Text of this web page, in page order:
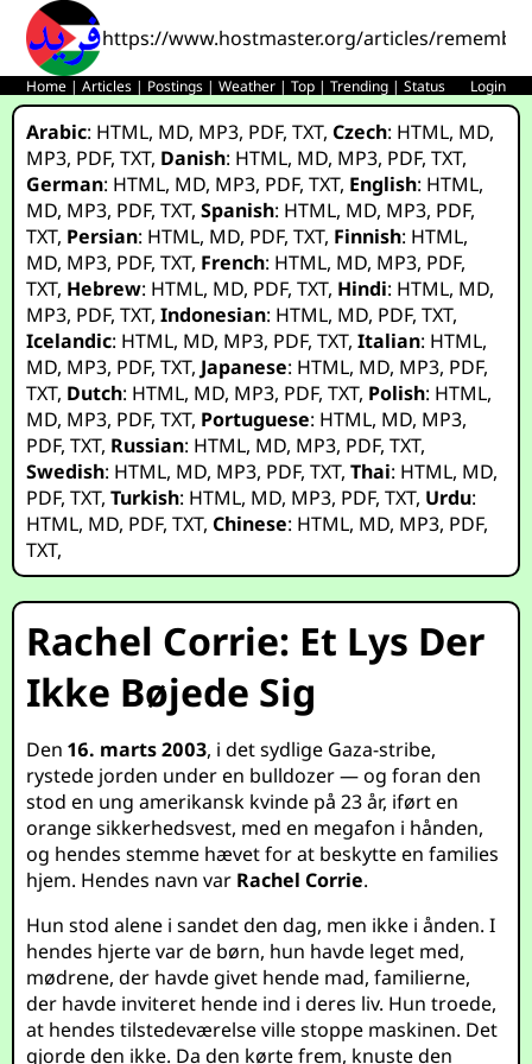
https://www.hostmaster.org/articles/
Home |Articles | Postings |Weather |Top |Trending |Status Login
Arabic: HTML, MD, MP3, PDF,TXT,Czech: HTML, MD,
MP3, PDF,TXT, Danish: HTML, MD, MP3, PDF,TXT,
German: HTML, MD, MP3, PDF,TXT, English: HTML,
MD, MP3, PDF,TXT,Spanish: HTML, MD, MP3, PDF,
TXT, Persian: HTML, MD, PDF,TXT, Finnish: HTML,
MD, MP3, PDF,TXT, French: HTML, MD, MP3, PDF,
TXT, Hebrew: HTML, MD, PDF,TXT, Hindi: HTML, MD,
MP3, PDF,TXT,Indonesian: HTML, MD, PDF,TXT,
Icelandic: HTML, MD, MP3, PDF,TXT,Italian: HTML,
MD, MP3, PDF,TXT, Japanese: HTML, MD, MP3, PDF,
TXT, Dutch: HTML, MD, MP3, PDF,TXT, Polish: HTML,
MD, MP3, PDF,TXT, Portuguese: HTML, MD, MP3,
PDF,TXT, Russian: HTML, MD, MP3, PDF,TXT,
Swedish: HTML, MD, MP3, PDF,TXT,Thai: HTML, MD,
PDF,TXT,Turkish: HTML, MD, MP3, PDF,TXT, Urdu:
HTML, MD, PDF,TXT,Chinese: HTML, MD, MP3, PDF,
TXT,
Rachel Corrie: Et Lys Der
Ikke Bøjede Sig
Den16. marts 2003, i det sydlige Gaza-stribe,
rystede jorden under en bulldozer — og foran den
stod en ung amerikansk kvinde på 23 år, iført en
orange sikkerhedsvest, med en megafon i hånden,
og hendes stemme hævet for at beskytte en families
hjem. Hendes navn var Rachel Corrie.
Hun stod alene i sandet den dag, men ikke i ånden. I
hendes hjerte var de børn, hun havde leget med,
mødrene, der havde givet hende mad, familierne,
der havde inviteret hende ind i deres liv. Hun troede,
at hendes tilstedeværelse ville stoppe maskinen. Det
gjorde den ikke. Da den kørte frem, knuste den